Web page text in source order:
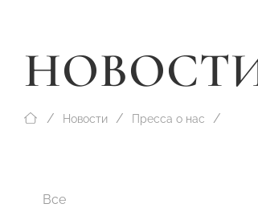
Новости Пресса о нас
Все